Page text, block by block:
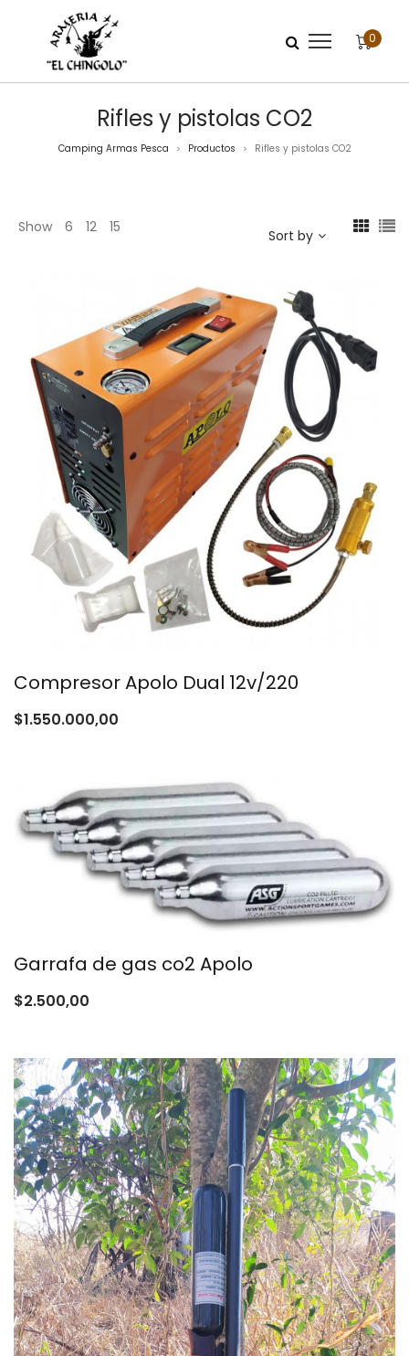
0
Rifles y pistolas CO2
Camping Armas Pesca > Productos > Rifles y pistolas CO2
Show 6 12 15 Sort by
Compresor Apolo Dual 12v/220
$1.550.000,00
Garrafa de gas co2 Apolo
$2.500,00